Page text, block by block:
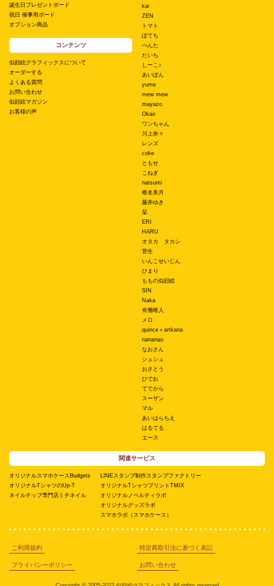
誕生日プレゼントボード
祝日 催事用ボード
オプション商品
コンテンツ
似顔絵グラフィックスについて
オーダーする
よくある質問
お問い合わせ
似顔絵マガジン
お客様の声
kai
ZEN
トマト
ぽてち
ぺんた
たいち
しーこ♪
あいぽん
yume
mew mew
mayazo
Okao
ワンちゃん
川上奈々
レンズ
coke
ともせ
こねぎ
natsumi
椎名美月
藤井ゆき
栞
ERI
HARU
オタカ タカシ
菅生
いんこせいじん
ひまり
ももの似顔絵
SIN
Naka
有働唯人
メロ
quince＋artkana
nananao
なおさん
シュシュ
おさとう
ひでお
ててから
スーザン
マル
あいはらちえ
はるてる
エース
関連サービス
オリジナルスマホケースBudgets
オリジナルTシャツのUp-T
ネイルチップ専門店ミチネイル
LINEスタンプ制作スタンプファクトリー
オリジナルTシャツプリントTMIX
オリジナルノベルティラボ
オリジナルグッズラボ
スマホラボ（スマホケース）
ご利用規約 特定商取引法に基づく表記
プライバシーポリシー お問い合わせ